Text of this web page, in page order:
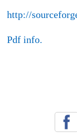
http://
Pdf info.